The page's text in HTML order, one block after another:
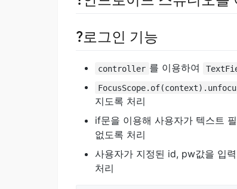
?로그인 기능
controller 를 이용하여
지도록 처리
if문을 이용해 사용자가 텍스트
없도록 처리
사용자가 지정된 id, pw값을 입
처리